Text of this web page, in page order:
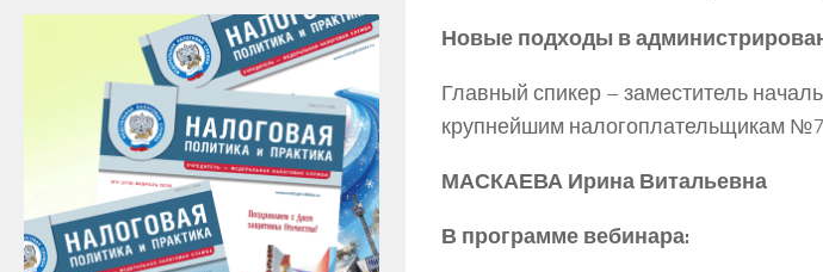
Новые подходы в
Главный спикер – заместитель
крупнейшим налогоплательщикам
МАСКАЕВА Ирина Витальевна
В программе вебинара: